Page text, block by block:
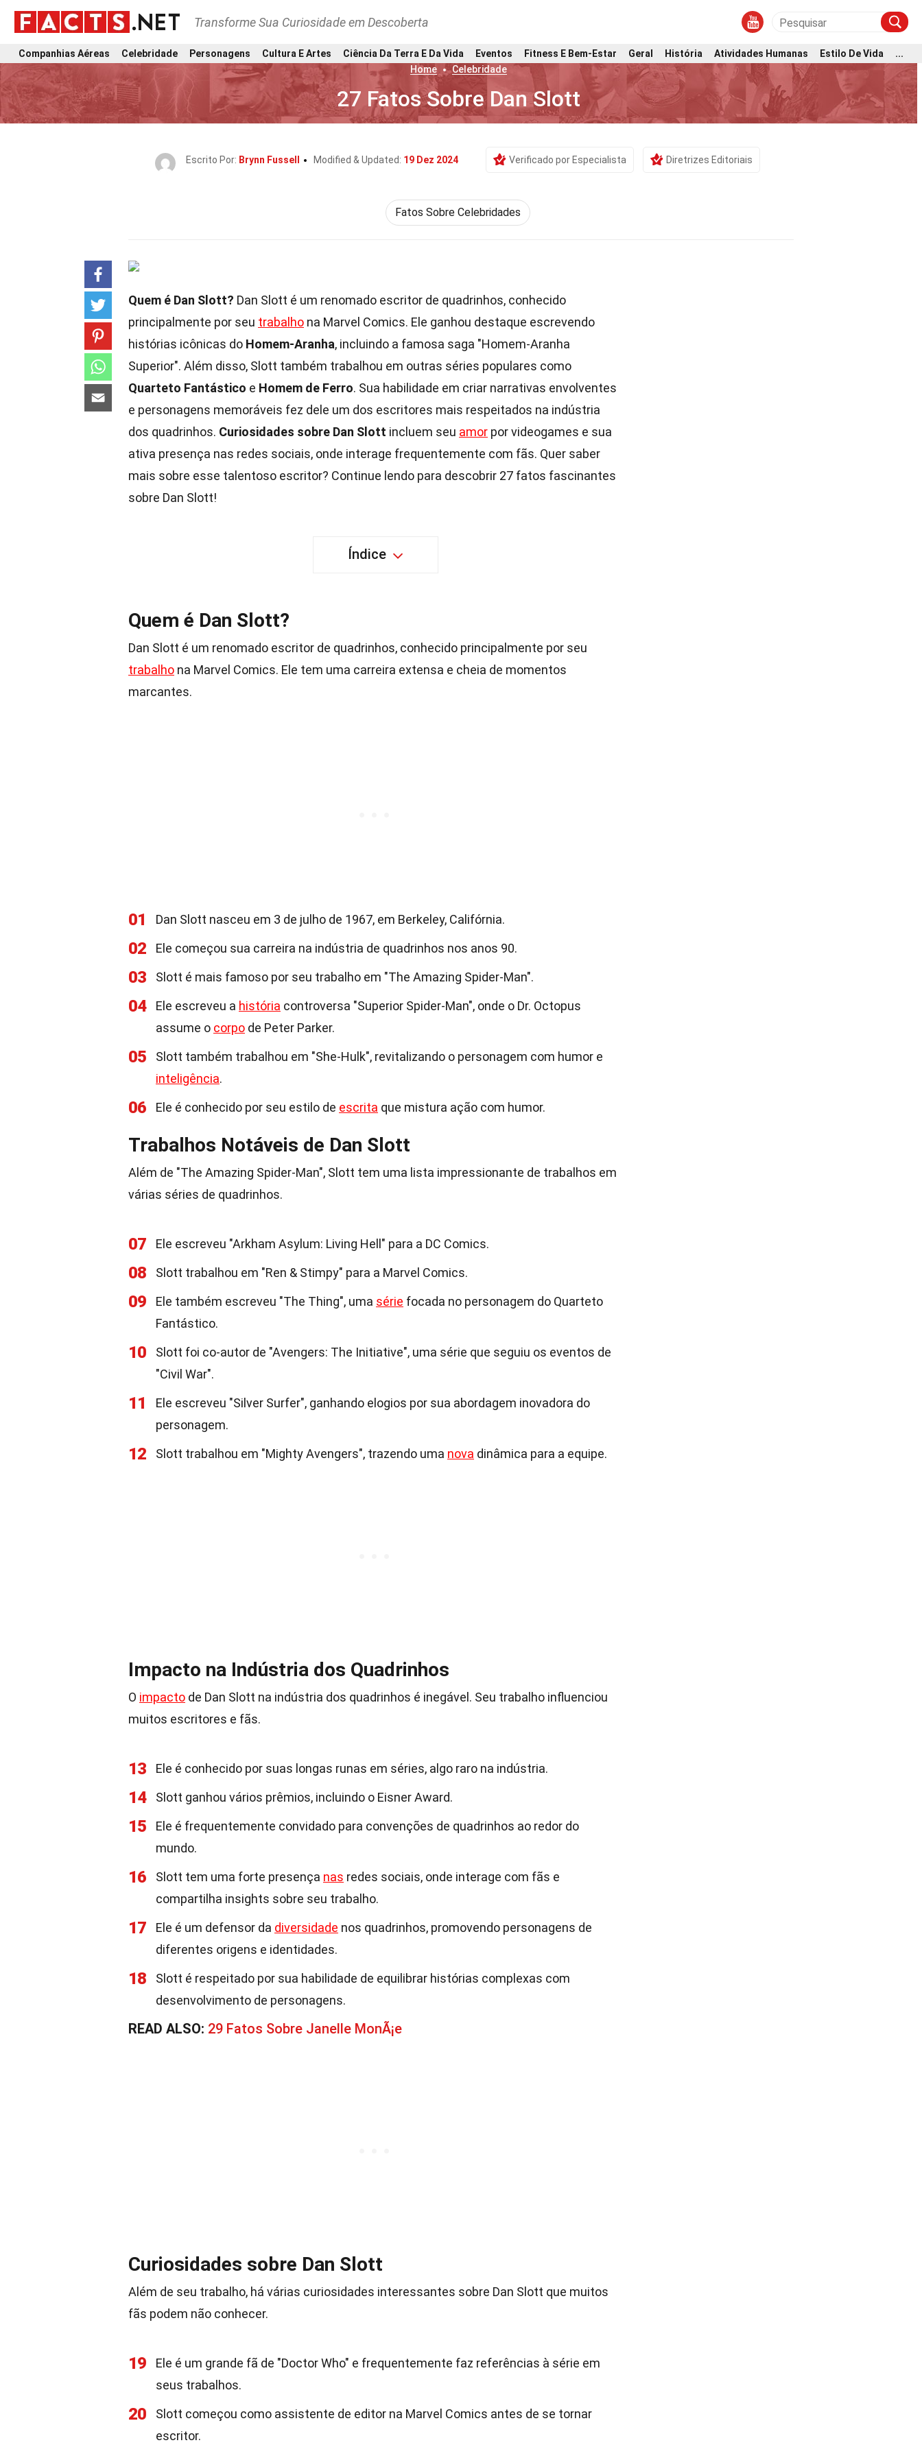
Transforme Sua Curiosidade em Descoberta
Companhias Aéreas Celebridade Personagens Cultura E Artes Ciência Da Terra E Da Vida Eventos Fitness E Bem-Estar Geral História Atividades Humanas Estilo De Vida
...
Home
Celebridade
27 Fatos Sobre Dan Slott
Escrito Por: Brynn Fussell Modified & Updated: 19 Dez 2024 Verificado por Especialista Diretrizes Editoriais
Fatos Sobre Celebridades
Quem é Dan Slott? Dan Slott é um renomado escritor de quadrinhos, conhecido
principalmente por seu trabalho na Marvel Comics. Ele ganhou destaque escrevendo
histórias icônicas do Homem-Aranha, incluindo a famosa saga "Homem-Aranha
Superior". Além disso, Slott também trabalhou em outras séries populares como
Quarteto Fantástico e Homem de Ferro. Sua habilidade em criar narrativas envolventes
e personagens memoráveis fez dele um dos escritores mais respeitados na indústria
dos quadrinhos. Curiosidades sobre Dan Slott incluem seu amor por videogames e sua
ativa presença nas redes sociais, onde interage frequentemente com fãs. Quer saber
mais sobre esse talentoso escritor? Continue lendo para descobrir 27 fatos fascinantes
sobre Dan Slott!
Índice
Quem é Dan Slott?
Dan Slott é um renomado escritor de quadrinhos, conhecido principalmente por seu
trabalho na Marvel Comics. Ele tem uma carreira extensa e cheia de momentos
marcantes.
01 Dan Slott nasceu em 3 de julho de 1967, em Berkeley, Califórnia.
02 Ele começou sua carreira na indústria de quadrinhos nos anos 90.
03 Slott é mais famoso por seu trabalho em "The Amazing Spider-Man".
04 Ele escreveu a história controversa "Superior Spider-Man", onde o Dr. Octopus
assume o corpo de Peter Parker.
05
Slott também trabalhou em "She-Hulk", revitalizando o personagem com humor e
inteligência.
06 Ele é conhecido por seu estilo de escrita que mistura ação com humor.
Trabalhos Notáveis de Dan Slott
Além de "The Amazing Spider-Man", Slott tem uma lista impressionante de trabalhos em
várias séries de quadrinhos.
07 Ele escreveu "Arkham Asylum: Living Hell" para a DC Comics.
08 Slott trabalhou em "Ren & Stimpy" para a Marvel Comics.
09 Ele também escreveu "The Thing", uma série focada no personagem do Quarteto
Fantástico.
10
Slott foi co-autor de "Avengers: The Initiative", uma série que seguiu os eventos de
"Civil War".
11
Ele escreveu "Silver Surfer", ganhando elogios por sua abordagem inovadora do
personagem.
12 Slott trabalhou em "Mighty Avengers", trazendo uma nova dinâmica para a equipe.
Impacto na Indústria dos Quadrinhos
O impacto de Dan Slott na indústria dos quadrinhos é inegável. Seu trabalho influenciou
muitos escritores e fãs.
13 Ele é conhecido por suas longas runas em séries, algo raro na indústria.
14 Slott ganhou vários prêmios, incluindo o Eisner Award.
15
Ele é frequentemente convidado para convenções de quadrinhos ao redor do
mundo.
16 Slott tem uma forte presença nas redes sociais, onde interage com fãs e
compartilha insights sobre seu trabalho.
17 Ele é um defensor da diversidade nos quadrinhos, promovendo personagens de
diferentes origens e identidades.
18
Slott é respeitado por sua habilidade de equilibrar histórias complexas com
desenvolvimento de personagens.
READ ALSO: 29 Fatos Sobre Janelle MonÃ¡e
Curiosidades sobre Dan Slott
Além de seu trabalho, há várias curiosidades interessantes sobre Dan Slott que muitos
fãs podem não conhecer.
19
Ele é um grande fã de "Doctor Who" e frequentemente faz referências à série em
seus trabalhos.
20
Slott começou como assistente de editor na Marvel Comics antes de se tornar
escritor.